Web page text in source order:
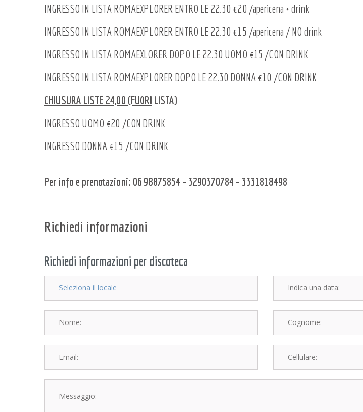
INGRESSO IN LISTA ROMAEXPLORER ENTRO LE 22.30 €20 /apericena + drink
INGRESSO IN LISTA ROMAEXPLORER ENTRO LE 22.30 €15 /apericena / NO drink
INGRESSO IN LISTA ROMAEXLORER DOPO LE 22.30 UOMO €15 /CON DRINK
INGRESSO IN LISTA ROMAEXPLORER DOPO LE 22.30 DONNA €10 /CON DRINK
CHIUSURA LISTE 24,00 (FUORI LISTA)
INGRESSO UOMO €20 /CON DRINK
INGRESSO DONNA €15 /CON DRINK
Per info e prenotazioni: 06 98875854 - 3290370784 - 3331818498
Richiedi informazioni
Richiedi informazioni per discoteca